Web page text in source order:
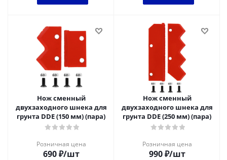
Нож сменный
двухзаходного шнека для
грунта DDE (150 мм) (пара)
Розничная цена
690₽/шт
Нож сменный
двухзаходного шнека для
грунта DDE (250 мм) (пара)
Розничная цена
990₽/шт